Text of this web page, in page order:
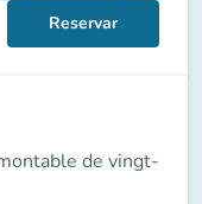
Reservar
de vingt-